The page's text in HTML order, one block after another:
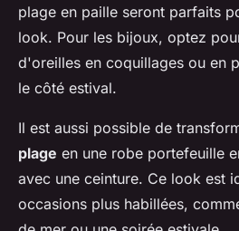
plage en paille seront parfaits
look. Pour les bijoux, optez
d'oreilles en coquillages ou en
le côté estival.
Il est aussi possible de
plage en une robe portefeuille
avec une ceinture. Ce look est
occasions plus habillées,